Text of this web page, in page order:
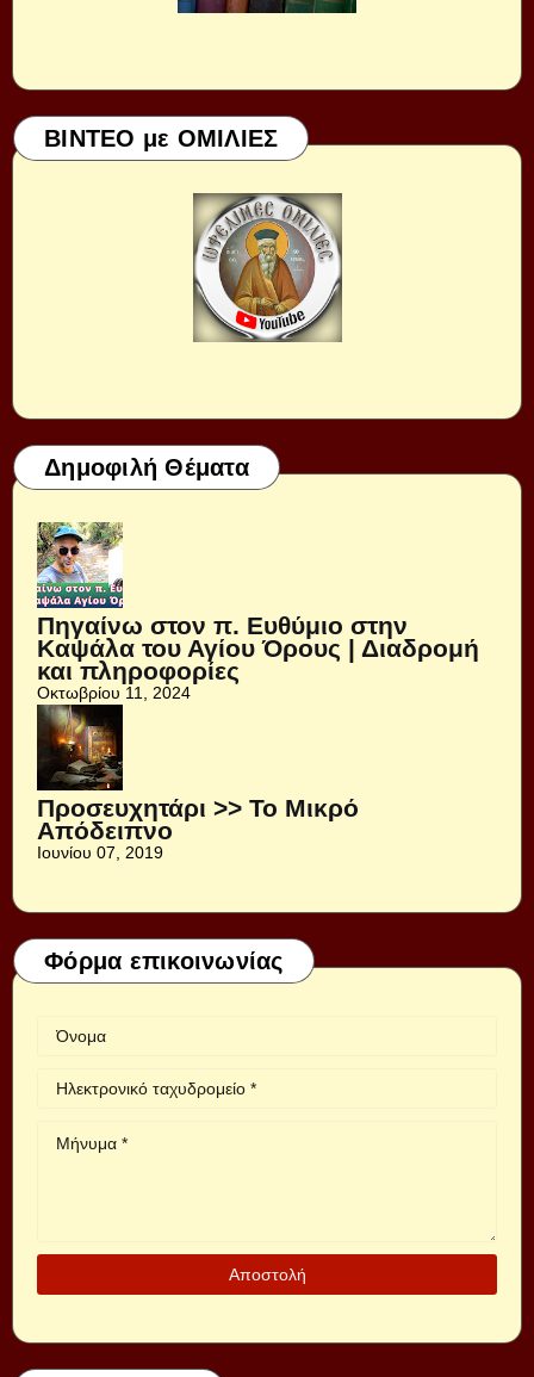
ΒΙΝΤΕΟ με ΟΜΙΛΙΕΣ
Δημοφιλή Θέματα
Πηγαίνω στον π. Ευθύμιο στην
Καψάλα του Αγίου Όρους | Διαδρομή
και πληροφορίες
Οκτωβρίου 11, 2024
Προσευχητάρι >> Το Μικρό
Απόδειπνο
Ιουνίου 07, 2019
Φόρμα επικοινωνίας